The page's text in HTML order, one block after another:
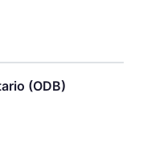
(ODB)